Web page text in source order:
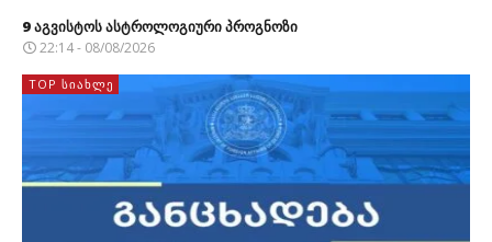
9 აგვისტოს ასტროლოგიური პროგნოზი
22:14 - 08/08/2026
TOP ᲡᲘᲐᲮᲚᲔ